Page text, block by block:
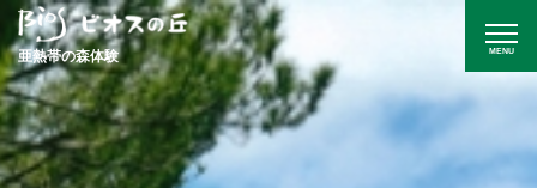
亜熱帯の森体験 MENU